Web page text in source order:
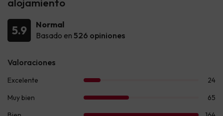
5.9
Normal
Basado en 526 opiniones